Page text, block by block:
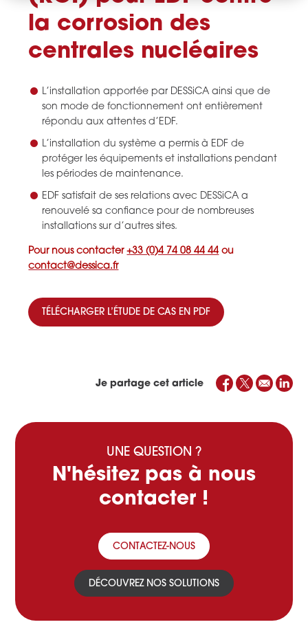
la corrosion des
centrales nucléaires
L’installation apportée par DESSiCA ainsi que de
son mode de fonctionnement ont entièrement
répondu aux attentes d’EDF.
L’installation du système a permis à EDF de
protéger les équipements et installations pendant
les périodes de maintenance.
EDF satisfait de ses relations avec DESSiCA a
renouvelé sa confiance pour de nombreuses
installations sur d’autres sites.
Pour nous contacter+33 (0)4 74 08 44 44 ou
contact@dessica.fr
TÉLÉCHARGER L’ÉTUDE DE CAS EN PDF
Je partage cet article
UNE QUESTION ?
N'hésitez pas à nous
contacter !
CONTACTEZ-NOUS
DÉCOUVREZ NOS SOLUTIONS